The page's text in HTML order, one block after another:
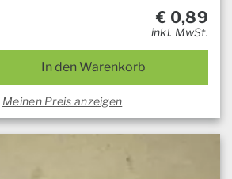
€ 0,89
inkl. MwSt.
In den Warenkorb
Meinen Preis anzeigen